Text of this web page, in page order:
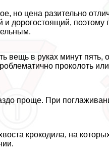
но цена разительно
дорогостоящий, поэтому
вещь в руках минут
проколоть
проще. При
крокодила, на